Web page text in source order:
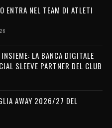
ENTRA NEL TEAM DI ATLETI
LA BANCA DIGITALE
SLEEVE PARTNER DEL CLUB
AWAY 2026/27 DEL